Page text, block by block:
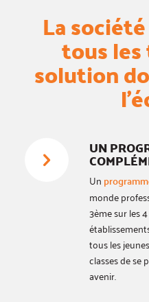
La
tous
solution
UN
Un
monde
3ème sur les
tous les
classes de se
avenir.